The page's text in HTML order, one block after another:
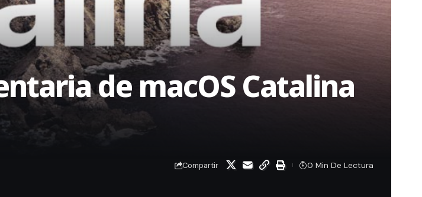
de macOS Catalina
Compartir 0 Min De Lectura